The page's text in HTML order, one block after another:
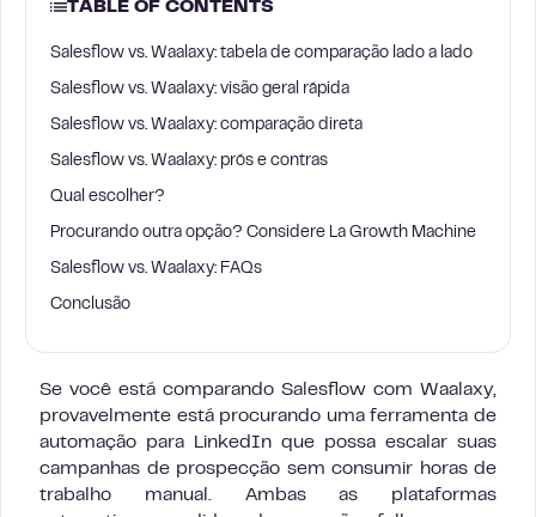
TABLE OF CONTENTS
Salesflow vs. Waalaxy: tabela de comparação lado a lado
Salesflow vs. Waalaxy: visão geral rápida
Salesflow vs. Waalaxy: comparação direta
Salesflow vs. Waalaxy: prós e contras
Qual escolher?
Procurando outra opção? Considere La Growth Machine
Salesflow vs. Waalaxy: FAQs
Conclusão
Se você está comparando Salesflow com Waalaxy,
provavelmente está procurando uma ferramenta de
automação para LinkedIn que possa escalar suas
campanhas de prospecção sem consumir horas de
trabalho manual. Ambas as plataformas